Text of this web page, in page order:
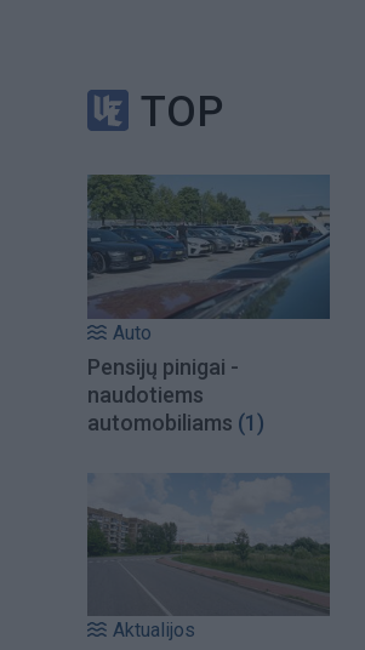
TOP
Auto
Pensijų pinigai -
naudotiems
automobiliams (1)
Aktualijos